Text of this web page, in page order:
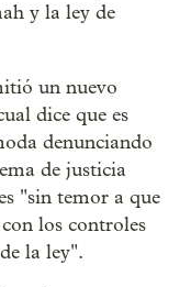
y la ley de
un nuevo
dice que es
denunciando
de justicia
"sin temor a que
los controles
la ley".